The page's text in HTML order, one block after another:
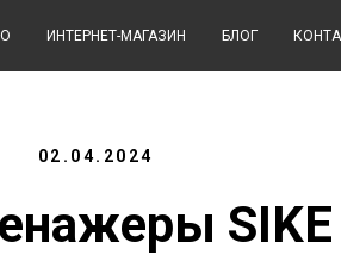
ИНТЕРНЕТ-МАГАЗИН БЛОГ
02.04.2024
SIKE